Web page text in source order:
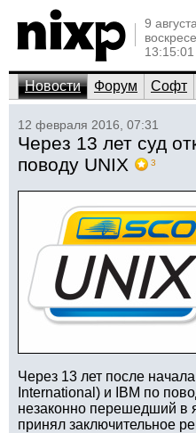
9
Новости Форум Софт
12 февраля 2016, 07:31
Через 13 лет суд
поводу UNIX
3
Через 13 лет после
International) и IBM по
незаконно перешедший в
принял заключительное